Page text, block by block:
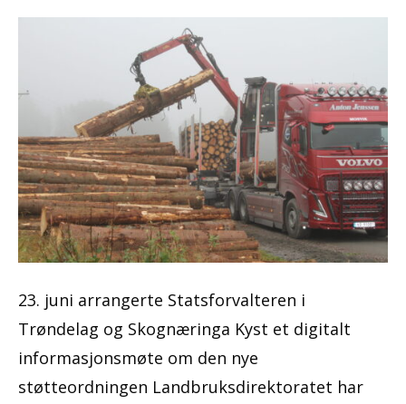
23. juni arrangerte Statsforvalteren i
Trøndelag og Skognæringa Kyst et digitalt
informasjonsmøte om den nye
støtteordningen Landbruksdirektoratet har